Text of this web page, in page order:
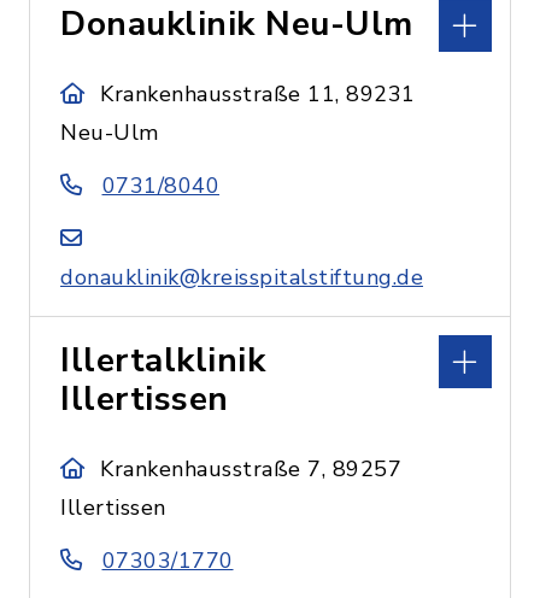
Donauklinik Neu-Ulm
Krankenhausstraße 11, 89231
Neu-Ulm
0731/8040
donauklinik@kreisspitalstiftung.de
Illertalklinik
Illertissen
Krankenhausstraße 7, 89257
Illertissen
07303/1770